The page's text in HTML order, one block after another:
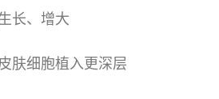
长、增大
肤细胞植入更深层